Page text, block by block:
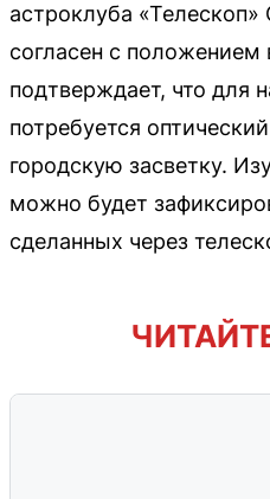
астроклуба
согласен с положением
подтверждает, что для
потребуется
городскую засветку.
можно будет
сделанных через